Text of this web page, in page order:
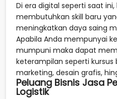
Di era digital seperti saat
membutuhkan skill baru
meningkatkan daya saing
Apabila Anda mempunyai
mumpuni maka dapat
keterampilan seperti kursus
marketing, desain grafis,
Peluang Bisnis Jasa
Logistik